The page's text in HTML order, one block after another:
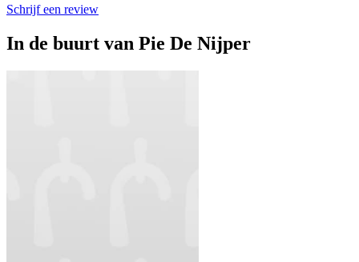
Schrijf een review
In de buurt van Pie De Nijper